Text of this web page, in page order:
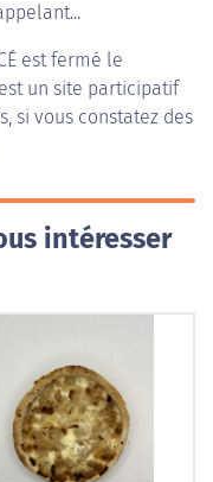
est fermé le
un site participatif
si vous constatez des
intéresser